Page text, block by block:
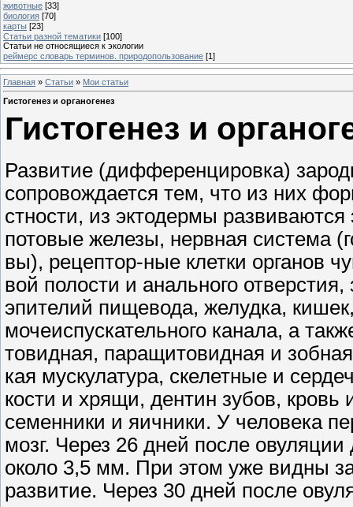
животные [33]
биология [70]
карты [23]
Статьи разной тематики [100]
Статьи не относящиеся к экологии
реймерс словарь терминов. природопользование [1]
Главная » Статьи » Мои статьи
Гистогенез и органогенез
Гистогенез и
Развитие (дифференцировка)
сопровождается тем, что из них
стности, из эктодермы
потовые железы, нервная система
вы), рецептор-ные клетки органов
вой полости и анального
эпителий пищевода, желудка,
мочеиспускательного канала, а
товидная, паращитовидная и
кая мускулатура, скелетные и
кости и хрящи, дентин зубов,
семенники и яичники. У человека
мозг. Через 26 дней после
около 3,5 мм. При этом уже видны
развитие. Через 30 дней после